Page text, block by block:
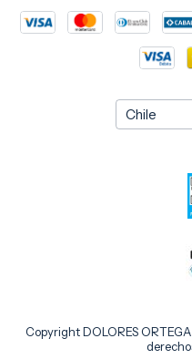
Copyright DOLORES